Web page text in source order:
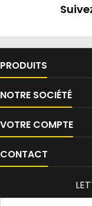
PRODUITS
NOTRE SOCIÉTÉ
VOTRE COMPTE
CONTACT